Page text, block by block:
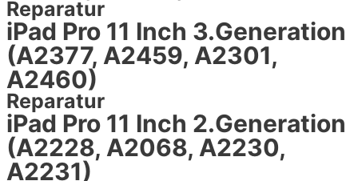
Reparatur
iPad Pro 11 Inch 3.Generation
(A2377, A2459, A2301,
A2460)
Reparatur
iPad Pro 11 Inch 2.Generation
(A2228, A2068, A2230,
A2231)